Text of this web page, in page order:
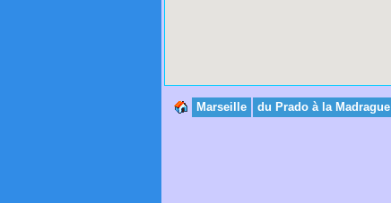
Marseille du Prado à la Madrague